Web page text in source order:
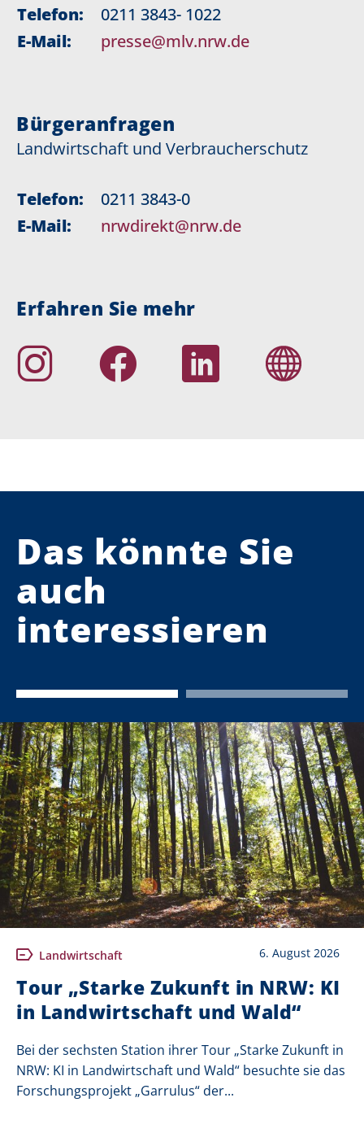
Telefon:
0211 3843- 1022
E-Mail:
presse@mlv.nrw.de
Bürgeranfragen
Landwirtschaft und Verbraucherschutz
Telefon:
0211 3843-0
E-Mail:
nrwdirekt@nrw.de
Erfahren Sie mehr
Das könnte Sie
auch
interessieren
Landwirtschaft 6. August 2026
Tour „Starke Zukunft in NRW: KI
in Landwirtschaft und Wald“
Bei der sechsten Station ihrer Tour „Starke Zukunft in
NRW: KI in Landwirtschaft und Wald“ besuchte sie das
Forschungsprojekt „Garrulus“ der...